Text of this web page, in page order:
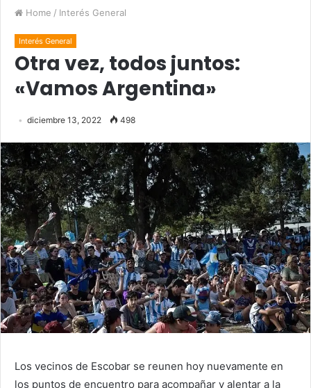
Home / Interés General
Interés General
Otra vez, todos juntos:
«Vamos Argentina»
diciembre 13, 2022 498
Los vecinos de Escobar se reunen hoy nuevamente en
los puntos de encuentro para acompañar y alentar a la